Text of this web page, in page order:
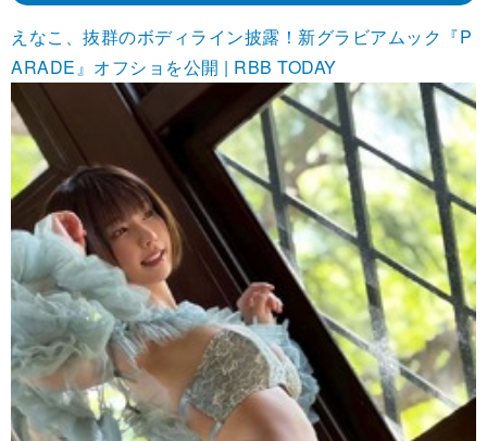
えなこ、抜群のボディライン披露！新グラビアムック『P
ARADE』オフショを公開 | RBB TODAY